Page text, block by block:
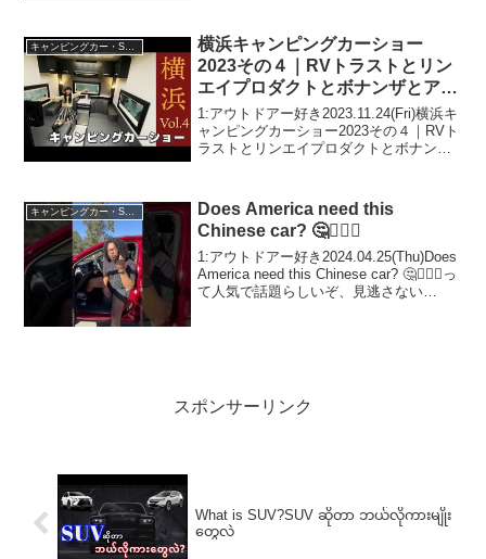
横浜キャンピングカーショー
2023その４｜RVトラストとリン
エイプロダクトとボナンザとアネ
ックスとインディアナRV
1:アウトドアー好き2023.11.24(Fri)横浜キ
ャンピングカーショー2023その４｜RVト
ラストとリンエイプロダクトとボナンザ
ウトドアー好き2023.11....
キャンピングカー・SUV人気車種
Does America need this
Chinese car? 🤔🤷🏽‍♂️
1:アウトドアー好き2024.04.25(Thu)Does
America need this Chinese car? 🤔🤷🏽‍♂️っ
て人気で話題らしいぞ、見逃さない
スポンサーリンク
What is SUV?SUV ဆိုတာ ဘယ်လိုကားမျိုး
တွေလဲ